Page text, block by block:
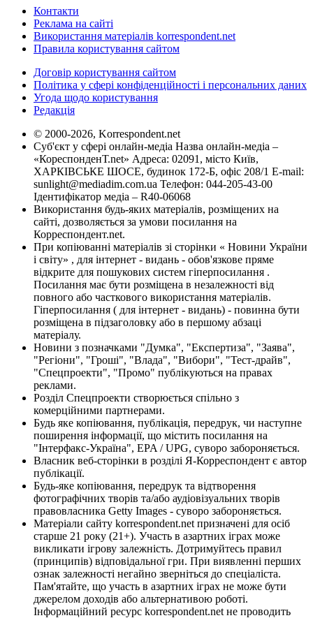
Контакти
Реклама на сайті
Використання матеріалів korrespondent.net
Правила користування сайтом
Договір користування сайтом
Політика у сфері конфіденційності і персональних даних
Угода щодо користування
Редакція
© 2000-2026, Korrespondent.net
Суб'єкт у сфері онлайн-медіа Назва онлайн-медіа –
«КореспонденТ.net» Адреса: 02091, місто Київ,
ХАРКІВСЬКЕ ШОСЕ, будинок 172-Б, офіс 208/1 E-mail:
sunlight@mediadim.com.ua Телефон: 044-205-43-00
Ідентифікатор медіа – R40-06068
Використання будь-яких матеріалів, розміщених на
сайті, дозволяється за умови посилання на
Корреспондент.net.
При копіюванні матеріалів зі сторінки « Новини України
і світу» , для інтернет - видань - обов'язкове пряме
відкрите для пошукових систем гіперпосилання .
Посилання має бути розміщена в незалежності від
повного або часткового використання матеріалів.
Гіперпосилання ( для інтернет - видань) - повинна бути
розміщена в підзаголовку або в першому абзаці
матеріалу.
Новини з позначками "Думка", "Експертиза", "Заява",
"Регіони", "Гроші", "Влада", "Вибори", "Тест-драйв",
"Спецпроекти", "Промо" публікуються на правах
реклами.
Розділ Спецпроекти створюється спільно з
комерційними партнерами.
Будь яке копіювання, публікація, передрук, чи наступне
поширення інформації, що містить посилання на
"Інтерфакс-Україна", EPA / UPG, суворо забороняється.
Власник веб-сторінки в розділі Я-Корреспондент є автор
публікації.
Будь-яке копіювання, передрук та відтворення
фотографічних творів та/або аудіовізуальних творів
правовласника Getty Images - суворо забороняється.
Матеріали сайту korrespondent.net призначені для осіб
старше 21 року (21+). Участь в азартних іграх може
викликати ігрову залежність. Дотримуйтесь правил
(принципів) відповідальної гри. При виявленні перших
ознак залежності негайно зверніться до спеціаліста.
Пам'ятайте, що участь в азартних іграх не може бути
джерелом доходів або альтернативою роботі.
Інформаційний ресурс korrespondent.net не проводить